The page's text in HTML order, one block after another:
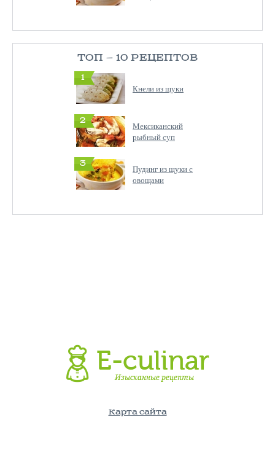
ТОП — 10 РЕЦЕПТОВ
1
Кнели из щуки
2
Мексиканский
рыбный суп
3
Пудинг из щуки с
овощами
Карта сайта